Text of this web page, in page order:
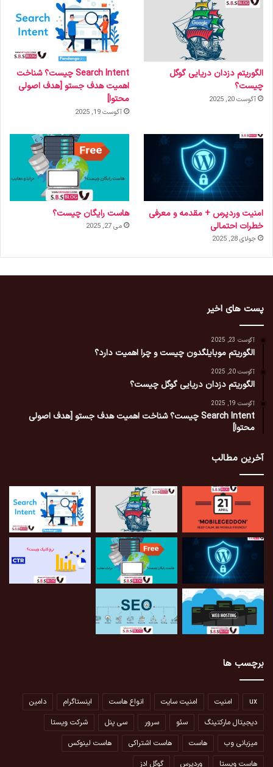
الگوریتم دزدان دریایی گوگل
چیست؟
آگوست 20, 2025
Search Intent چیست؟ شناخت
اهمیت هدف جستو [هدف اصولی
محتوا]
آگوست 19, 2025
امنیت وردپرس + مقدمه و معرفی
خطرات احتمالی
جولای 28, 2025
هاست رایگان چیست؟
می 27, 2025
پست های اخیر
آگوست 23, 2025
الگوریتم موبایلگدون چیست و چرا اهمیت دارد؟
آگوست 20, 2025
الگوریتم دزدان دریایی گوگل چیست؟
آگوست 19, 2025
Search Intent چیست؟ شناخت اهمیت هدف جستو [هدف اصولی
محتوا]
آخرین مطالب
برچسب ها
ux امنیت امنیت سایت انواع هاست اینستاگرام
دامین
دیجیتال مارکتینگ
سئو سرور سی پنل
شرکت ویستا
میزبانی وب
هاست هاست اشتراکی
هاست لینوکس
هاست ویستا
وردپرس گوگل ادز